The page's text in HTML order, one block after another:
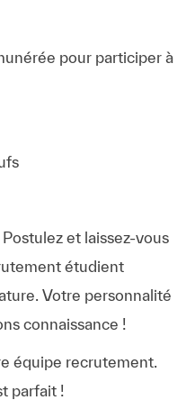
pour participer à
et laissez-vous
étudient
Votre personnalité
connaissance !
équipe recrutement.
parfait !